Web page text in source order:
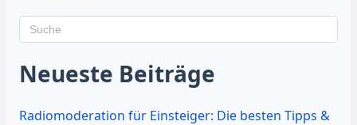
Neueste Beiträge
Radiomoderation für Einsteiger: Die besten Tipps &